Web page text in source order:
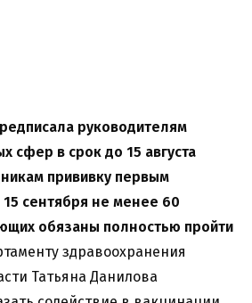
руководителям
сфер в срок до 15 августа
прививку первым
сентября не менее 60
обязаны полностью пройти
здравоохранения
Татьяна Данилова